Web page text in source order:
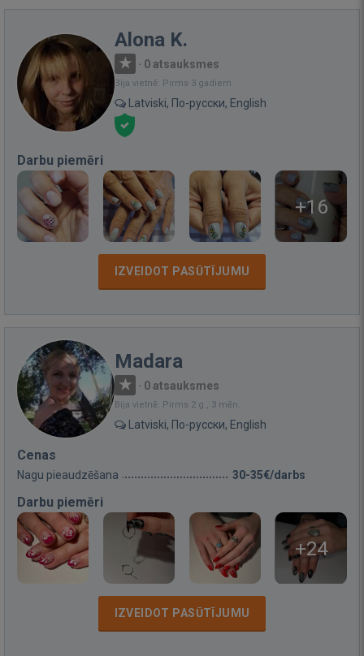
Alona K.
· 0 atsauksmes
Bija vietnē: Pirms 3 gadiem
Latviski, По-русски, English
Darbu piemēri
+16
IZVEIDOT PASŪTĪJUMU
Madara
· 0 atsauksmes
Bija vietnē: Pirms 2 g., 3 mēn.
Latviski, По-русски, English
Cenas
Nagu pieaudzēšana 30-35€/darbs
Darbu piemēri
+24
IZVEIDOT PASŪTĪJUMU